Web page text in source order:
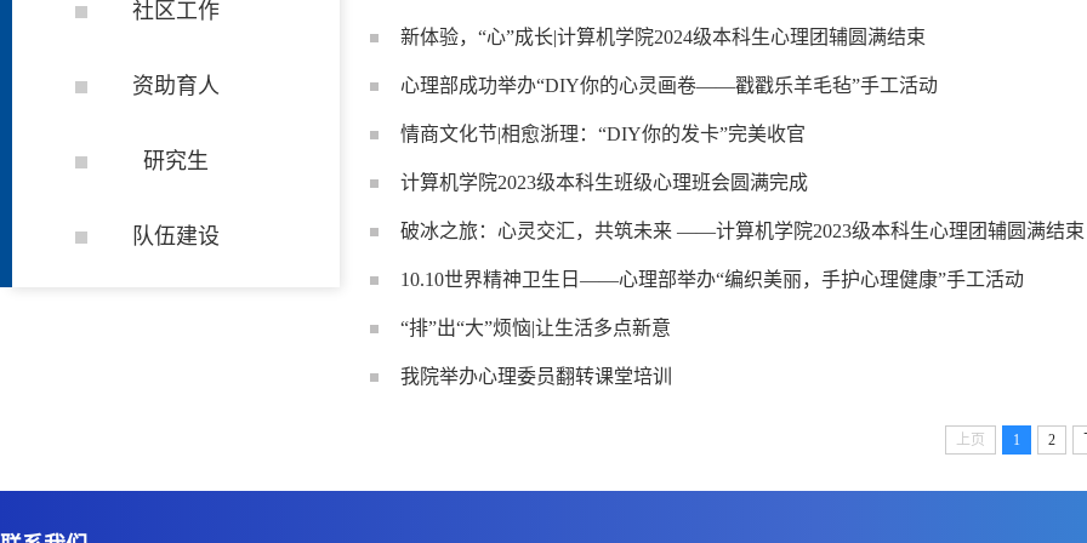
社区工作
资助育人
研究生
队伍建设
新体验，“心”成长|计算机学院2024级本科生心理团辅圆满结束
心理部成功举办“DIY你的心灵画卷——戳戳乐羊毛毡”手工活动
情商文化节|相愈浙理：“DIY你的发卡”完美收官
计算机学院2023级本科生班级心理班会圆满完成
破冰之旅：心灵交汇，共筑未来 ——计算机学院2023级本科生心理团辅圆满结束
10.10世界精神卫生日——心理部举办“编织美丽，手护心理健康”手工活动
“排”出“大”烦恼|让生活多点新意
我院举办心理委员翻转课堂培训
上页 1 2